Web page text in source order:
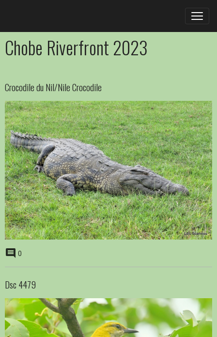
Chobe Riverfront 2023
Crocodile du Nil/Nile Crocodile
0
Dsc 4479